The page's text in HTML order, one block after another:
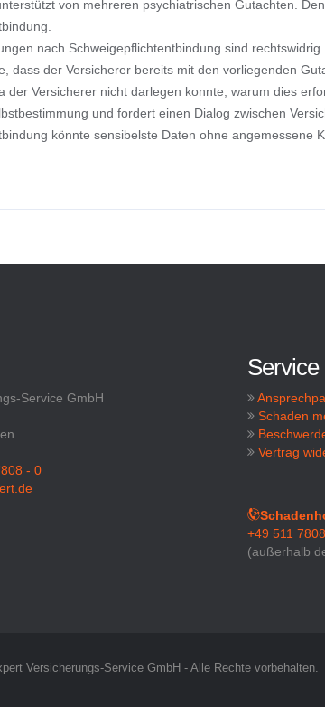
von mehreren psychiatrischen Gutachten.
nach Schweigepflichtentbindung sind rechtswidrig
dass der Versicherer bereits mit den vorliegenden
der Versicherer nicht darlegen konnte, warum dies
und fordert einen Dialog zwischen
könnte sensibelste Daten ohne angemessene
Service GmbH
- 0
Service
Schaden
Vertrag
+49 511
(außerhalb
Versicherungs-Service GmbH - Alle Rechte vorbehalten.